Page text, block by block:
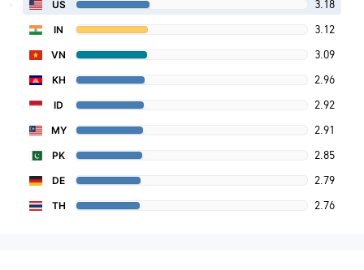
US 3.18
IN 3.12
VN 3.09
KH 2.96
ID 2.92
MY 2.91
PK 2.85
DE 2.79
TH 2.76